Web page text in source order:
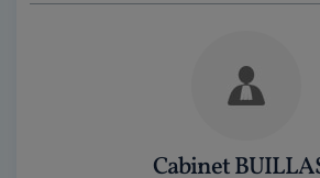
Cabinet